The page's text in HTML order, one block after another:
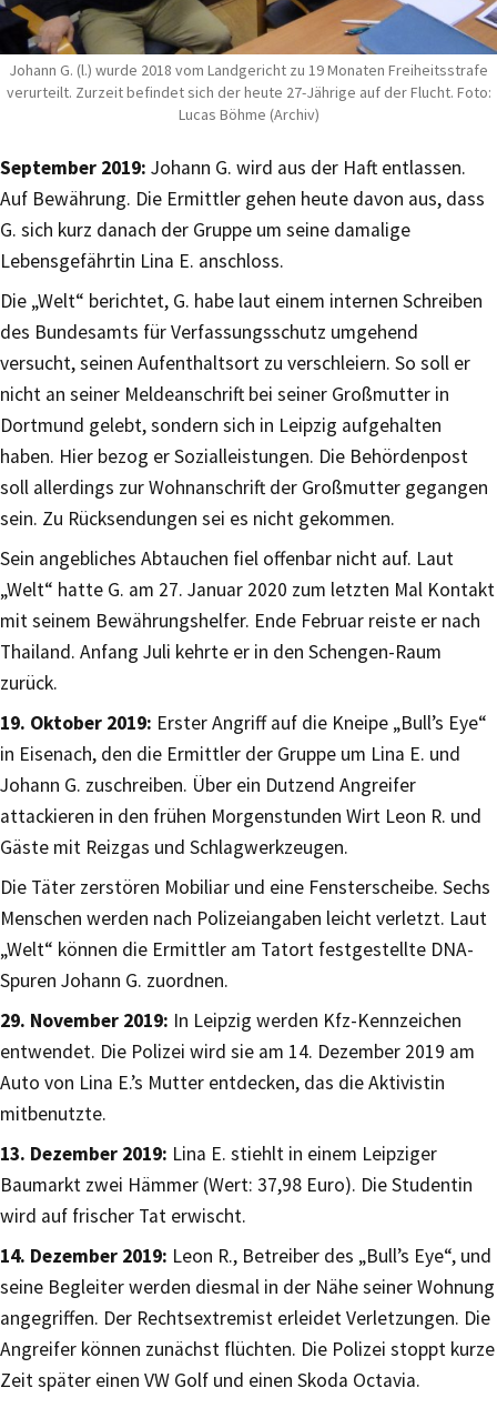
Johann G. (l.) wurde 2018 vom Landgericht zu 19 Monaten Freiheitsstrafe
verurteilt. Zurzeit befindet sich der heute 27-Jährige auf der Flucht. Foto:
Lucas Böhme (Archiv)
September 2019: Johann G. wird aus der Haft entlassen.
Auf Bewährung. Die Ermittler gehen heute davon aus, dass
G. sich kurz danach der Gruppe um seine damalige
Lebensgefährtin Lina E. anschloss.
Die „Welt“ berichtet, G. habe laut einem internen Schreiben
des Bundesamts für Verfassungsschutz umgehend
versucht, seinen Aufenthaltsort zu verschleiern. So soll er
nicht an seiner Meldeanschrift bei seiner Großmutter in
Dortmund gelebt, sondern sich in Leipzig aufgehalten
haben. Hier bezog er Sozialleistungen. Die Behördenpost
soll allerdings zur Wohnanschrift der Großmutter gegangen
sein. Zu Rücksendungen sei es nicht gekommen.
Sein angebliches Abtauchen fiel offenbar nicht auf. Laut
„Welt“ hatte G. am 27. Januar 2020 zum letzten Mal Kontakt
mit seinem Bewährungshelfer. Ende Februar reiste er nach
Thailand. Anfang Juli kehrte er in den Schengen-Raum
zurück.
19. Oktober 2019: Erster Angriff auf die Kneipe „Bull’s Eye“
in Eisenach, den die Ermittler der Gruppe um Lina E. und
Johann G. zuschreiben. Über ein Dutzend Angreifer
attackieren in den frühen Morgenstunden Wirt Leon R. und
Gäste mit Reizgas und Schlagwerkzeugen.
Die Täter zerstören Mobiliar und eine Fensterscheibe. Sechs
Menschen werden nach Polizeiangaben leicht verletzt. Laut
„Welt“ können die Ermittler am Tatort festgestellte DNA-
Spuren Johann G. zuordnen.
29. November 2019: In Leipzig werden Kfz-Kennzeichen
entwendet. Die Polizei wird sie am 14. Dezember 2019 am
Auto von Lina E.’s Mutter entdecken, das die Aktivistin
mitbenutzte.
13. Dezember 2019: Lina E. stiehlt in einem Leipziger
Baumarkt zwei Hämmer (Wert: 37,98 Euro). Die Studentin
wird auf frischer Tat erwischt.
14. Dezember 2019: Leon R., Betreiber des „Bull’s Eye“, und
seine Begleiter werden diesmal in der Nähe seiner Wohnung
angegriffen. Der Rechtsextremist erleidet Verletzungen. Die
Angreifer können zunächst flüchten. Die Polizei stoppt kurze
Zeit später einen VW Golf und einen Skoda Octavia.